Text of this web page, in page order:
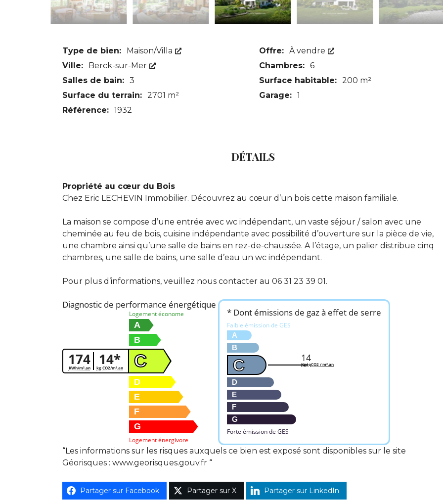
Type de bien: Maison/Villa Offre: À vendre
Ville:
Berck-sur-Mer Chambres: 6
Salles de bain: 3 Surface habitable: 200 m²
Surface du terrain: 2701 m² Garage: 1
Référence: 1932
DÉTAILS
Propriété au cœur du Bois
Chez Eric LECHEVIN Immobilier. Découvrez au cœur d’un bois cette maison familiale.
La maison se compose d’une entrée avec wc indépendant, un vaste séjour / salon avec une
cheminée au feu de bois, cuisine indépendante avec possibilité d’ouverture sur la pièce de vie,
une chambre ainsi qu’une salle de bains en rez-de-chaussée. A l’étage, un palier distribue cinq
chambres, une salle de bains, une salle d’eau un wc indépendant.
Pour plus d’informations, veuillez nous contacter au 06 31 23 39 01.
Diagnostic de performance énergétique
174
KWh/m².an 14*
kg CO2/m².an
Logement économe
A
B
C
D
E
F
G
Logement énergivore
* Dont émissions de gaz à effet de serre
Faible émission de GES
A
B
C
D
E
F
G
Forte émission de GES
14
KgéqCO2 / m².an
“Les informations sur les risques auxquels ce bien est exposé sont disponibles sur le site
Géorisques : www.georisques.gouv.fr “
Partager sur Facebook Partager sur X Partager sur LinkedIn